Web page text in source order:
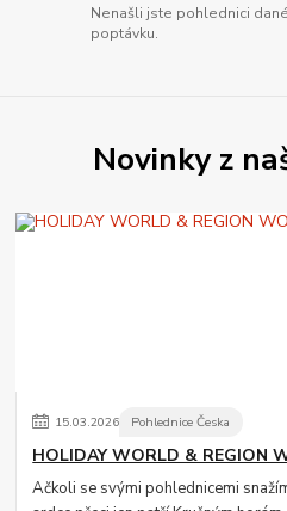
Nenašli jste pohlednici
poptávku.
Novinky z
15.03.2026 Pohlednice Česka
HOLIDAY WORLD & REGION
Ačkoli se svými pohlednicemi